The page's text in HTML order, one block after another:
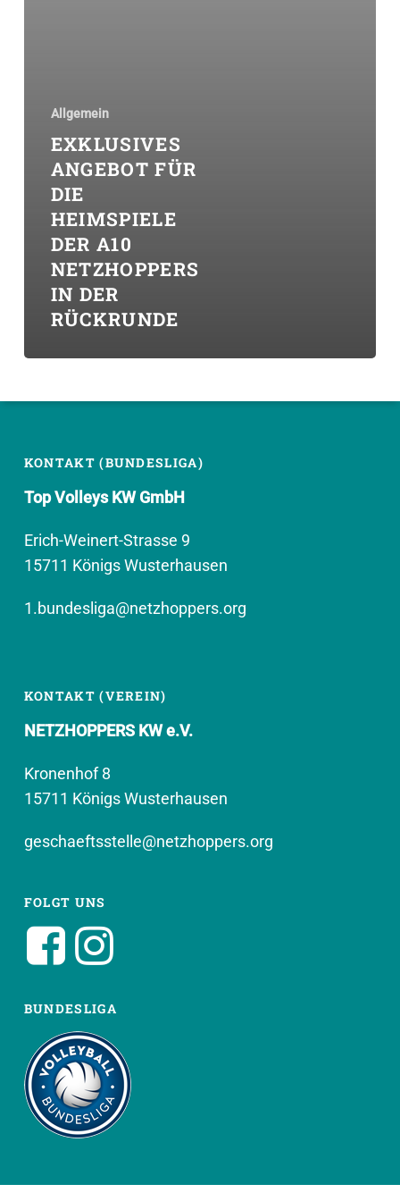
Allgemein
EXKLUSIVES
ANGEBOT FÜR
DIE
HEIMSPIELE
DER A10
NETZHOPPERS
IN DER
RÜCKRUNDE
KONTAKT (BUNDESLIGA)
Top Volleys KW GmbH
Erich-Weinert-Strasse 9
15711 Königs Wusterhausen
1.bundesliga@netzhoppers.org
KONTAKT (VEREIN)
NETZHOPPERS KW e.V.
Kronenhof 8
15711 Königs Wusterhausen
geschaeftsstelle@netzhoppers.org
FOLGT UNS
BUNDESLIGA